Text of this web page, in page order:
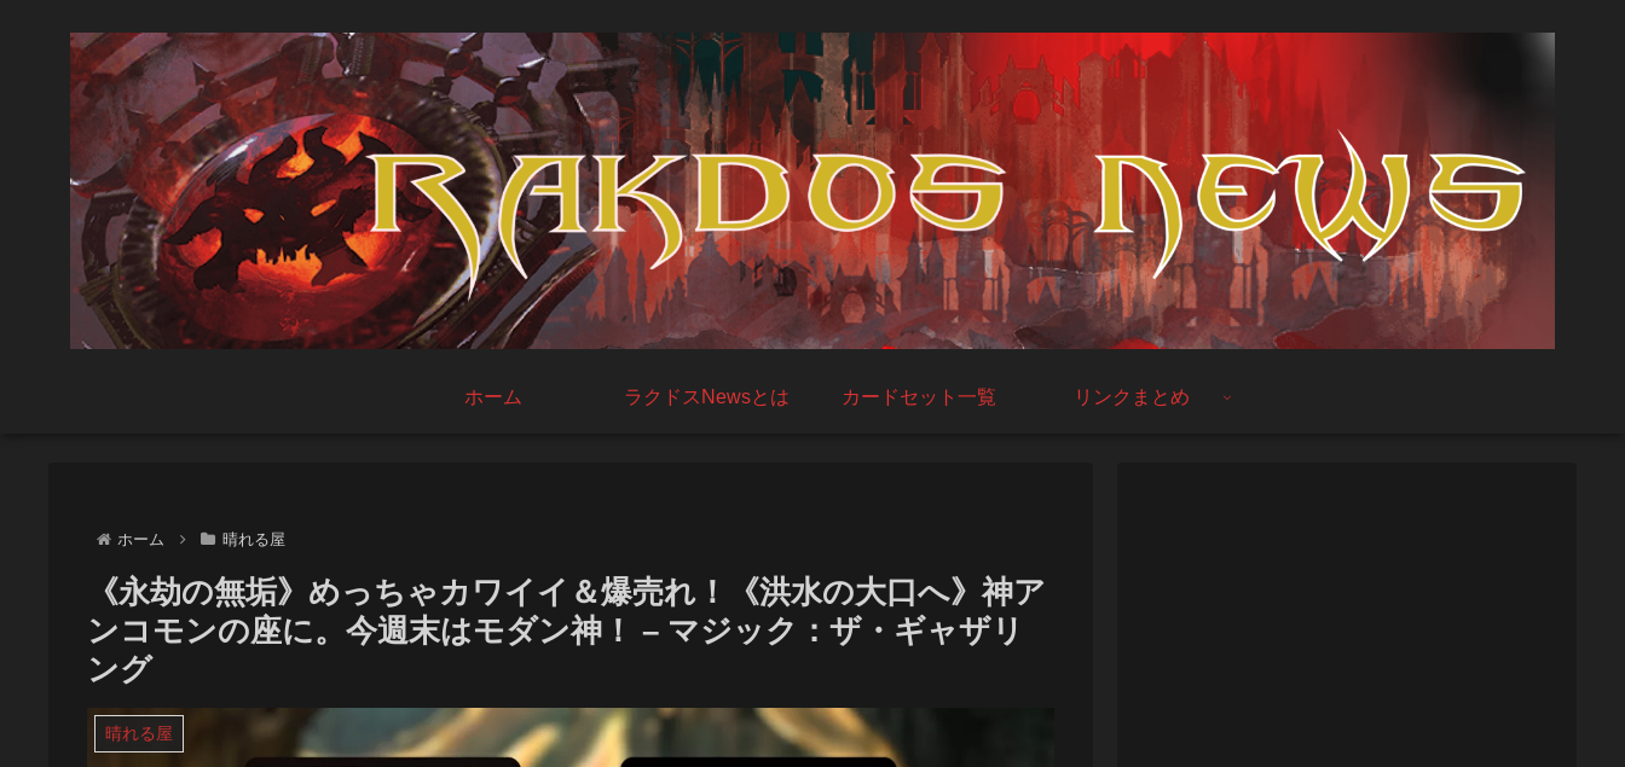
ホーム ラクドスNewsとは カードセット一覧 リンクまとめ
ホーム 晴れる屋
《永劫の無垢》めっちゃカワイイ＆爆売れ！《洪水の大口へ》神ア
ンコモンの座に。今週末はモダン神！ – マジック：ザ・ギャザリ
ング
晴れる屋